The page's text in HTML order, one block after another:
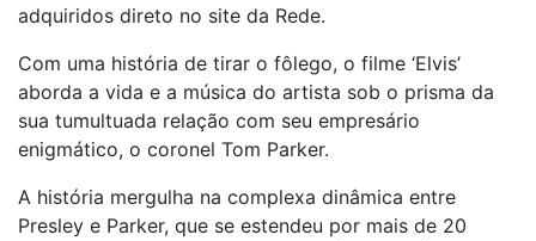
adquiridos direto no site da Rede.
Com uma história de tirar o fôlego, o filme ‘Elvis’
aborda a vida e a música do artista sob o prisma da
sua tumultuada relação com seu empresário
enigmático, o coronel Tom Parker.
A história mergulha na complexa dinâmica entre
Presley e Parker, que se estendeu por mais de 20